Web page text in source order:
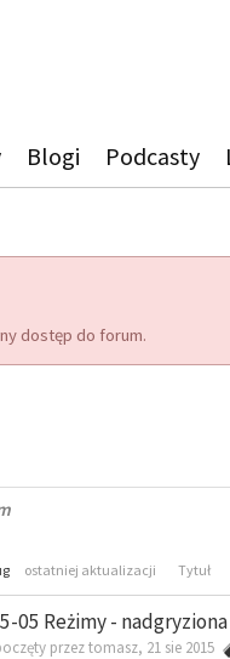
Blogi Podcasty
dostęp do forum.
ostatniej aktualizacji Tytuł
05 Reżimy -
przez tomasz, 21 sie 2015